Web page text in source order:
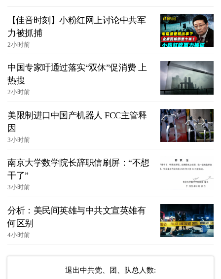
【佳音时刻】小粉红网上讨论中共军
力被抓捕
2小时前
中国专家吁通过落实“双休”促消费 上
热搜
2小时前
美限制进口中国产机器人 FCC主管释
因
3小时前
南京大学数学院长辞职信刷屏：“不想
干了”
3小时前
分析：美民间英雄与中共文宣英雄有
何区别
4小时前
退出中共党、团、队总人数: